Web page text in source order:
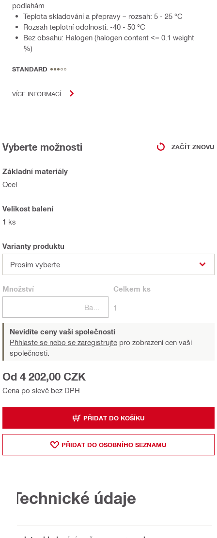
podlahám
Teplota skladování a přepravy – rozsah: 5 - 25 °C
Rozsah teplotní odolnosti: -40 - 50 °C
Bez obsahu: Halogen (halogen content <= 0.1 weight
%)
STANDARD
VÍCE INFORMACÍ
Vyberte možnosti ZAČÍT ZNOVU
Základní materiály
Ocel
Velikost balení
1 ks
Varianty produktu
Prosím vyberte
Množství Celkem ks
1
Nevidíte ceny vaší společnosti
Přihlaste se nebo se zaregistrujte pro zobrazení cen vaší
společnosti.
Cena po slevě bez DPH
Od 4 202,00 CZK
PŘIDAT DO KOŠÍKU
PŘIDAT DO OSOBNÍHO SEZNAMU
Technické údaje